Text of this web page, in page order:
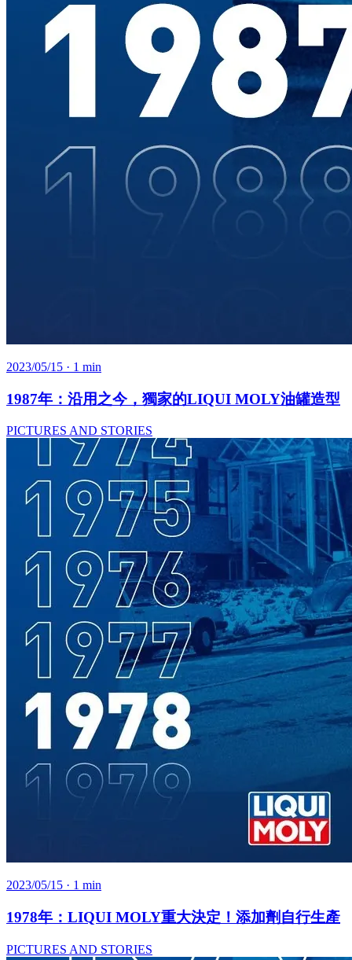
2023/05/15 · 1 min
1987年：沿用之今，獨家的LIQUI MOLY油罐造型
PICTURES AND STORIES
2023/05/15 · 1 min
1978年：LIQUI MOLY重大決定！添加劑自行生產
PICTURES AND STORIES